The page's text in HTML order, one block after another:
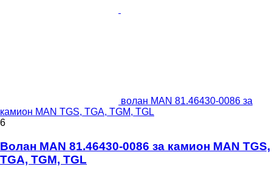
волан MAN 81.46430-0086 за
камион MAN TGS, TGA, TGM, TGL
6
Волан MAN 81.46430-0086 за камион MAN TGS,
TGA, TGM, TGL